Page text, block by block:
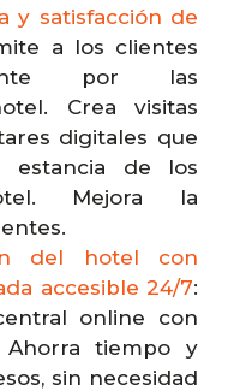
y satisfacción de
a los clientes
por las
Crea visitas
digitales que
de los
Mejora la
del hotel con
accesible 24/7:
online con
tiempo y
sin necesidad